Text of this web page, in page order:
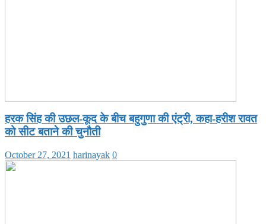
हरक सिंह की उछल-कूद के बीच बहुगुणा की एंट्री, कहा-हरीश रावत
को सीट बताने की चुनौती
October 27, 2021 harinayak 0